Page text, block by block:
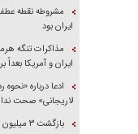
مشروطه نقطه
ایران بود
مذاکرات تنگه
ایران و آمریکا
ادعا درباره
لاریجانی» صحت
بازگشت ۳ میلیون و ۱۷ هزار زائر اربعین به کشور